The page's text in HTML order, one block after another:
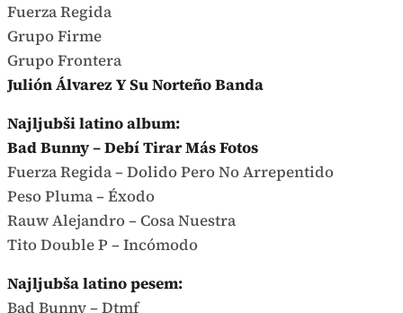
Fuerza Regida
Grupo Firme
Grupo Frontera
Julión Álvarez Y Su Norteño Banda
Najljubši latino album:
Bad Bunny – Debí Tirar Más Fotos
Fuerza Regida – Dolido Pero No Arrepentido
Peso Pluma – Éxodo
Rauw Alejandro – Cosa Nuestra
Tito Double P – Incómodo
Najljubša latino pesem:
Bad Bunny – Dtmf